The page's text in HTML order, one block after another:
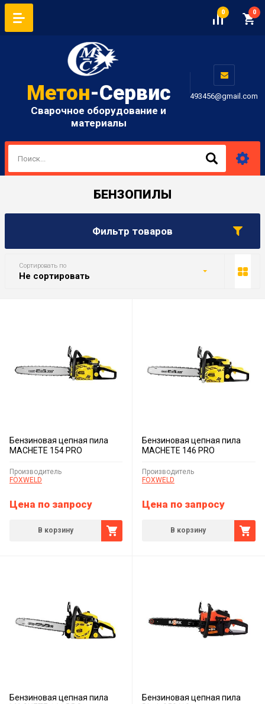
0 0
Метон-Сервис
Сварочное оборудование и
материалы
493456@gmail.com
БЕНЗОПИЛЫ
Фильтр товаров
Сортировать по
Не сортировать
Бензиновая цепная пила
MACHETE 154 PRO
Производитель
FOXWELD
Цена по запросу
В корзину
Бензиновая цепная пила
MACHETE 146 PRO
Производитель
FOXWELD
Цена по запросу
В корзину
Бензиновая цепная пила
Бензиновая цепная пила